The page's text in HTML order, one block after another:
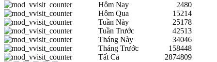
Hôm Nay
2480
Hôm Qua
15214
Tuần Này
25178
Tuần Trước
42513
Tháng Này
34046
Tháng Trước
158448
Tất Cả
2874809